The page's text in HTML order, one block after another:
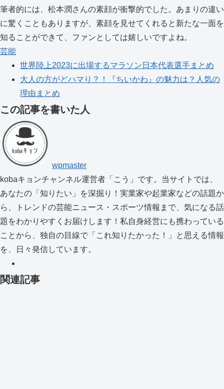
筆者的には、松本潤さんの素顔が衝撃的でした。あまりの違い
に驚くこともありますが、素顔を見せてくれると新たな一面を
知ることができて、ファンとしては嬉しいですよね。
芸能
世界陸上2023に出場するマラソン日本代表選手まとめ
大人の方がどハマり？！『ちいかわ』の魅力は？人気の
理由まとめ
この記事を書いた人
wpmaster
kobaキョンチャンネル運営者「こう」です。当サイトでは、
あなたの「知りたい」を深掘り！実業家や起業家などの話題か
ら、トレンドの芸能ニュース・スポーツ情報まで、気になる話
題をわかりやすくお届けします！私自身経営にも携わっている
ことから、独自の目線で「これ知りたかった！」と思える情報
を、日々発信しています。
関連記事